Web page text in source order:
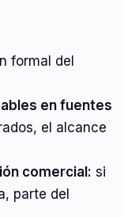
formal del
en fuentes
el alcance
comercial: si
parte del